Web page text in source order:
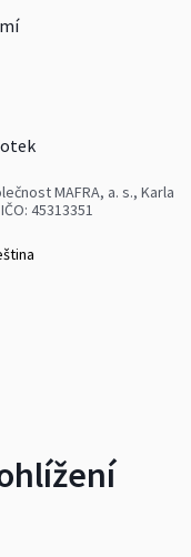
MAFRA, a. s., Karla
45313351